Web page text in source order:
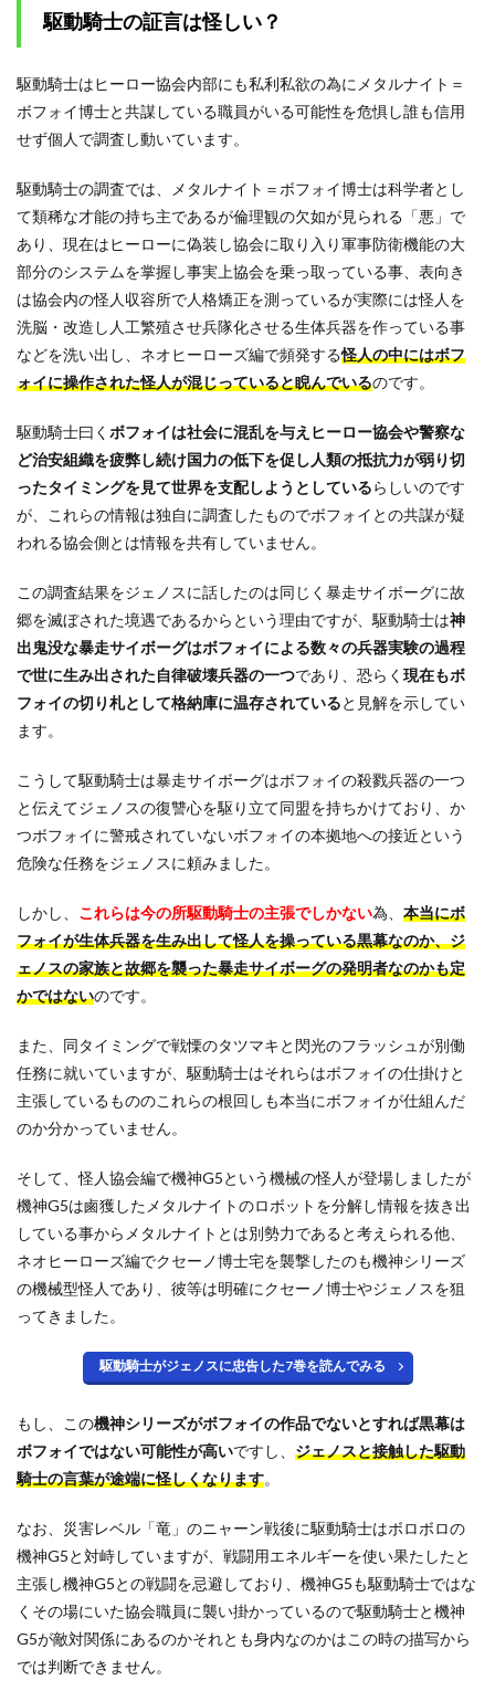
駆動騎士の証言は怪しい？
駆動騎士はヒーロー協会内部にも私利私欲の為にメタルナイト＝
ボフォイ博士と共謀している職員がいる可能性を危惧し誰も信用
せず個人で調査し動いています。
駆動騎士の調査では、メタルナイト＝ボフォイ博士は科学者とし
て類稀な才能の持ち主であるが倫理観の欠如が見られる「悪」で
あり、現在はヒーローに偽装し協会に取り入り軍事防衛機能の大
部分のシステムを掌握し事実上協会を乗っ取っている事、表向き
は協会内の怪人収容所で人格矯正を測っているが実際には怪人を
洗脳・改造し人工繁殖させ兵隊化させる生体兵器を作っている事
などを洗い出し、ネオヒーローズ編で頻発する怪人の中にはボフ
ォイに操作された怪人が混じっていると睨んでいるのです。
駆動騎士曰く ボフォイは社会に混乱を与えヒーロー協会や警察な
ど治安組織を疲弊し続け国力の低下を促し人類の抵抗力が弱り切
ったタイミングを見て世界を支配しようとしているらしいのです
が、これらの情報は独自に調査したものでボフォイとの共謀が疑
われる協会側とは情報を共有していません。
この調査結果をジェノスに話したのは同じく暴走サイボーグに故
郷を滅ぼされた境遇であるからという理由ですが、駆動騎士は神
出鬼没な暴走サイボーグはボフォイによる数々の兵器実験の過程
で世に生み出された自律破壊兵器の一つであり、恐らく 現在もボ
フォイの切り札として格納庫に温存されていると見解を示してい
ます。
こうして駆動騎士は暴走サイボーグはボフォイの殺戮兵器の一つ
と伝えてジェノスの復讐心を駆り立て同盟を持ちかけており、か
つボフォイに警戒されていないボフォイの本拠地への接近という
危険な任務をジェノスに頼みました。
しかし、 これらは今の所駆動騎士の主張でしかない為、 本当にボ
フォイが生体兵器を生み出して怪人を操っている黒幕なのか、ジ
ェノスの家族と故郷を襲った暴走サイボーグの発明者なのかも定
かではないのです。
また、同タイミングで戦慄のタツマキと閃光のフラッシュが別働
任務に就いていますが、駆動騎士はそれらはボフォイの仕掛けと
主張しているもののこれらの根回しも本当にボフォイが仕組んだ
のか分かっていません。
そして、怪人協会編で機神G5という機械の怪人が登場しましたが
機神G5は鹵獲したメタルナイトのロボットを分解し情報を抜き出
している事からメタルナイトとは別勢力であると考えられる他、
ネオヒーローズ編でクセーノ博士宅を襲撃したのも機神シリーズ
の機械型怪人であり、彼等は明確にクセーノ博士やジェノスを狙
ってきました。
駆動騎士がジェノスに忠告した7巻を読んでみる
もし、この機神シリーズがボフォイの作品でないとすれば黒幕は
ボフォイではない可能性が高いですし、 ジェノスと接触した駆動
騎士の言葉が途端に怪しくなります。
なお、災害レベル「竜」のニャーン戦後に駆動騎士はボロボロの
機神G5と対峙していますが、戦闘用エネルギーを使い果たしたと
主張し機神G5との戦闘を忌避しており、機神G5も駆動騎士ではな
くその場にいた協会職員に襲い掛かっているので駆動騎士と機神
G5が敵対関係にあるのかそれとも身内なのかはこの時の描写から
では判断できません。